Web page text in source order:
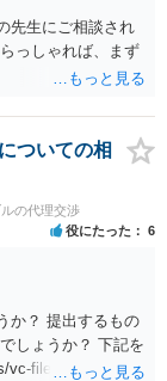
先生にご相談され
っしゃれば、まず
ついての相
の代理交渉
役にたった 6
か？ 提出するもの
しょうか？ 下記を
vc-files/tokyo-s/file/